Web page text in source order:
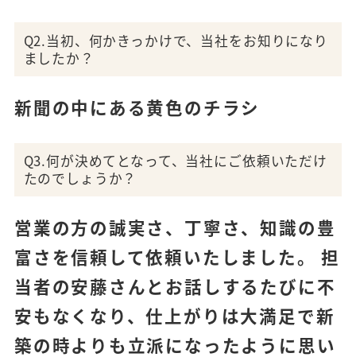
Q2.当初、何かきっかけで、当社をお知りになり
ましたか？
新聞の中にある黄色のチラシ
Q3.何が決めてとなって、当社にご依頼いただけ
たのでしょうか？
営業の方の誠実さ、丁寧さ、知識の豊
富さを信頼して依頼いたしました。 担
当者の安藤さんとお話しするたびに不
安もなくなり、仕上がりは大満足で新
築の時よりも立派になったように思い